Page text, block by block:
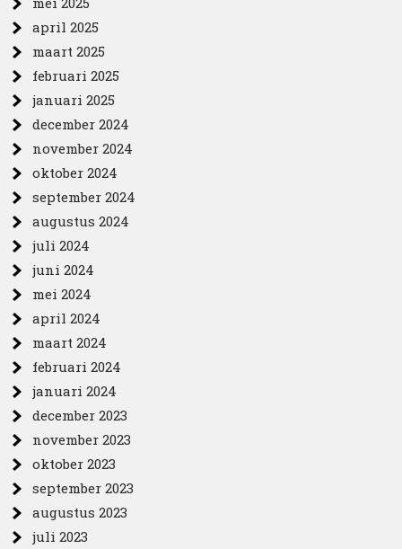
april 2025
maart 2025
februari 2025
januari 2025
december 2024
november 2024
oktober 2024
september 2024
augustus 2024
juli 2024
juni 2024
mei 2024
april 2024
maart 2024
februari 2024
januari 2024
december 2023
november 2023
oktober 2023
september 2023
augustus 2023
juli 2023